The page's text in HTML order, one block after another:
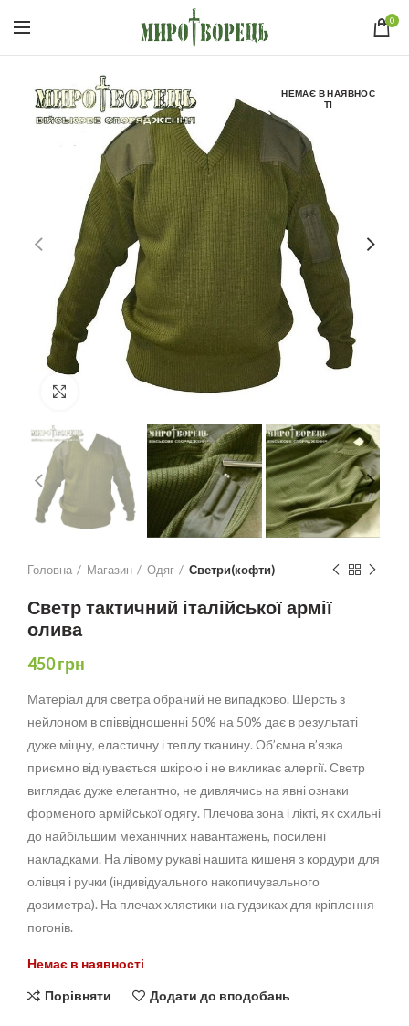
0
НЕМАЄ В НАЯВНОС
ТІ
Click to enlarge
Головна Магазин Одяг Светри(кофти)
Светр тактичний італійської армії
олива
450грн
Матеріал для светра обраний не випадково. Шерсть з
нейлоном в співвідношенні 50% на 50% дає в результаті
дуже міцну, еластичну і теплу тканину. Об’ємна в’язка
приємно відчувається шкірою і не викликає алергії. Светр
виглядає дуже елегантно, не дивлячись на явні ознаки
форменого армійської одягу. Плечова зона і лікті, як схильні
до найбільшим механічних навантажень, посилені
накладками. На лівому рукаві нашита кишеня з кордури для
олівця і ручки (індивідуального накопичувального
дозиметра). На плечах хлястики на гудзиках для кріплення
погонів.
Немає в наявності
Порівняти Додати до вподобань